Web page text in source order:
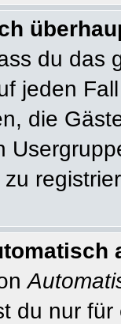
du das
jeden
die
du nur